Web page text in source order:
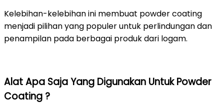
Kelebihan-kelebihan ini membuat powder coating
menjadi pilihan yang populer untuk perlindungan dan
penampilan pada berbagai produk dari logam.
Alat Apa Saja Yang Digunakan Untuk Powder
Coating ?